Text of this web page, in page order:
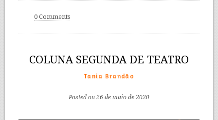
0 Comments
COLUNA SEGUNDA DE TEATRO
Tania Brandão
Posted on 26 de maio de 2020